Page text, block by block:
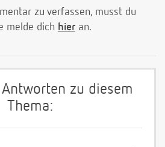
zu verfassen, musst du
melde dich hier an.
zu diesem
Thema: